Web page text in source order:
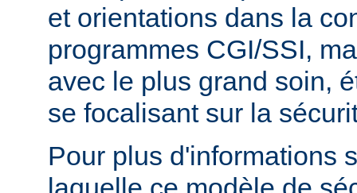
et orientations dans la
programmes CGI/SSI,
avec le plus grand soin,
se focalisant sur la
Pour plus d'informations